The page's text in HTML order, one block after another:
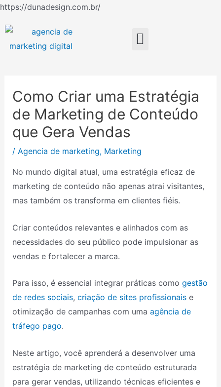
https://dunadesign.com.br/Ir
Menu
Como Criar uma Estratégia
de Marketing de Conteúdo
que Gera Vendas
/ Agencia de marketing, Marketing
No mundo digital atual, uma estratégia eficaz de
marketing de conteúdo não apenas atrai visitantes,
mas também os transforma em clientes fiéis.
Criar conteúdos relevantes e alinhados com as
necessidades do seu público pode impulsionar as
vendas e fortalecer a marca.
Para isso, é essencial integrar práticas como gestão
de redes sociais, criação de sites profissionaise
otimização de campanhas com uma agência de
tráfego pago.
Neste artigo, você aprenderá a desenvolver uma
estratégia de marketing de conteúdo estruturada
para gerar vendas, utilizando técnicas eficientes e
de
Post